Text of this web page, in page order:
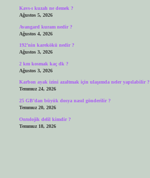
Kavs-ı kuzah ne demek ?
Ağustos 5, 2026
Avangard kuram nedir ?
Ağustos 4, 2026
192’nin karekökü nedir ?
Ağustos 3, 2026
2 km kosmak kaç dk ?
Ağustos 3, 2026
Karbon ayak izini azaltmak için ulaşımda neler yapılabilir ?
Temmuz 24, 2026
25 GB’dan büyük dosya nasıl gönderilir ?
Temmuz 20, 2026
Ontolojik delil kimdir ?
Temmuz 18, 2026